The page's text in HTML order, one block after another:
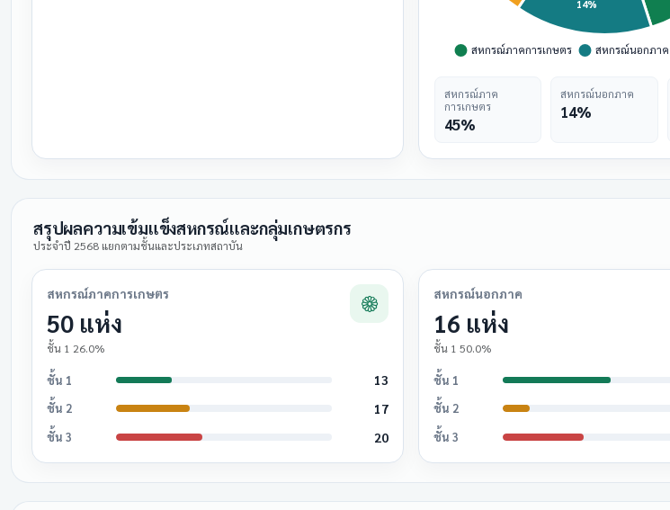
สหกรณ์ภาค
การเกษตร
45%
สหกรณ์นอกภาค
14%
สรุปผลความเข้มแข็งสหกรณ์และกลุ่มเกษตรกร
ประจำปี 2568 แยกตามชั้นและประเภทสถาบัน
สหกรณ์ภาคการเกษตร
50 แห่ง
ชั้น 1 26.0%
ชั้น 1 13
ชั้น 2 17
ชั้น 3 20
สหกรณ์นอกภาค
16 แห่ง
ชั้น 1 50.0%
ชั้น 1
ชั้น 2
ชั้น 3